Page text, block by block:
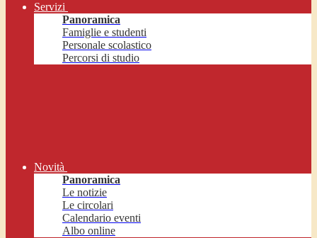
Servizi
Panoramica
Famiglie e studenti
Personale scolastico
Percorsi di studio
Novità
Panoramica
Le notizie
Le circolari
Calendario eventi
Albo online